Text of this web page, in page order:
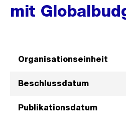
mit
Organisationseinheit
Beschlussdatum
Publikationsdatum